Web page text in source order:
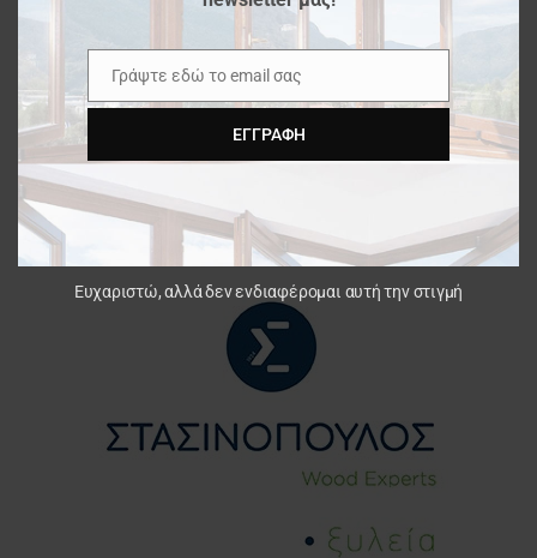
Email
Γράψτε εδώ το email σας
ΕΓΓΡΑΦΉ
Ευχαριστώ, αλλά δεν ενδιαφέρομαι αυτή την στιγμή